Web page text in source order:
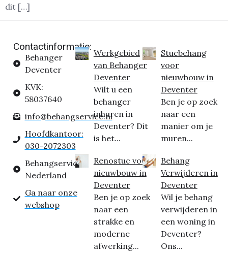
dit […]
Contactinformatie:
Behanger
Deventer
KVK:
58037640
info@behangservice.nl
Hoofdkantoor:
030-2072303
Behangservice
Nederland
Ga naar onze
webshop
Werkgebied
van Behanger
Deventer
Wilt u een
behanger
inhuren in
Deventer? Dit
is het...
Renostuc voor
nieuwbouw in
Deventer
Ben je op zoek
naar een
strakke en
moderne
afwerking...
Stucbehang
voor
nieuwbouw in
Deventer
Ben je op zoek
naar een
manier om je
muren...
Behang
Verwijderen in
Deventer
Wil je behang
verwijderen in
een woning in
Deventer?
Ons...